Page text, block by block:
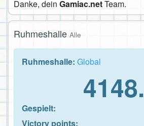
Danke, dein Gamiac.netTeam.
Ruhmeshalle Alle
Ruhmeshalle: Global
4148.
Gespielt:
Victory points: